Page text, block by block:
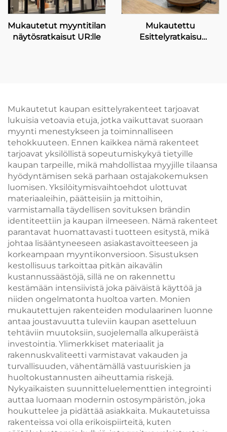
Mukautetut myyntitilan
näytösratkaisut UR:lle
Mukautettu
Esittelyratkaisu
Mukautetut kaupan esittelyrakenteet tarjoavat
lukuisia vetoavia etuja, jotka vaikuttavat suoraan
myynti menestykseen ja toiminnalliseen
tehokkuuteen. Ennen kaikkea nämä rakenteet
tarjoavat yksilöllistä sopeutumiskykyä tietyille
kaupan tarpeille, mikä mahdollistaa myyjille tilaansa
hyödyntämisen sekä parhaan ostajakokemuksen
luomisen. Yksilöitymisvaihtoehdot ulottuvat
materiaaleihin, päätteisiin ja mittoihin,
varmistamalla täydellisen sovituksen brändin
identiteettiin ja kaupan ilmeeseen. Nämä rakenteet
parantavat huomattavasti tuotteen esitystä, mikä
johtaa lisääntyneeseen asiakastavoitteeseen ja
korkeampaan myyntikonversioon. Sisustuksen
kestollisuus tarkoittaa pitkän aikavälin
kustannussäästöjä, sillä ne on rakennettu
kestämään intensiivistä joka päiväistä käyttöä ja
niiden ongelmatonta huoltoa varten. Monien
mukautettujen rakenteiden modulaarinen luonne
antaa joustavuutta tuleviin kaupan asetteluun
tehtäviin muutoksiin, suojelemalla alkuperäistä
investointia. Ylimerkkiset materiaalit ja
rakennuskvaliteetti varmistavat vakauden ja
turvallisuuden, vähentämällä vastuuriskien ja
huoltokustannusten aiheuttamia riskejä.
Nykyaikaisten suunnitteluelementtien integrointi
auttaa luomaan modernin ostosympäristön, joka
houkuttelee ja pidättää asiakkaita. Mukautetuissa
rakenteissa voi olla erikoispiirteitä, kuten